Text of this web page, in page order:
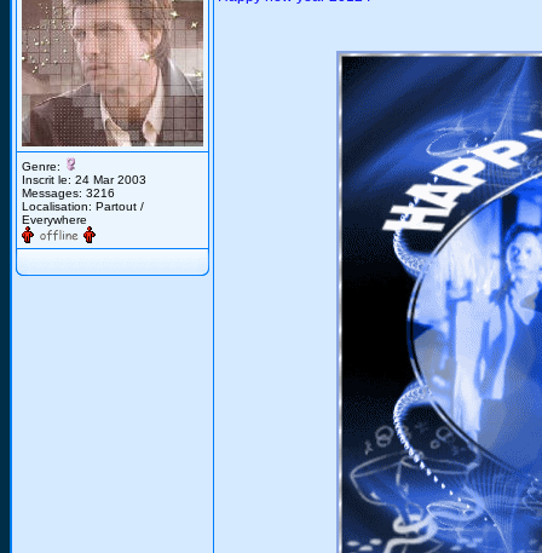
Genre:
Inscrit le: 24 Mar 2003
Messages: 3216
Localisation: Partout /
Everywhere